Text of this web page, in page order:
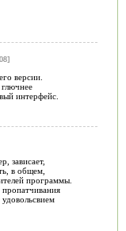
версии.
интерфейс.
зависает,
в общем,
программы.